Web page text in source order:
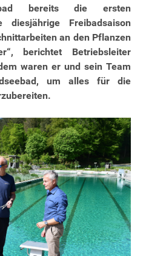
bereits die ersten
Freibadsaison
an den Pflanzen
berichtet Betriebsleiter
waren er und sein Team
um alles für die